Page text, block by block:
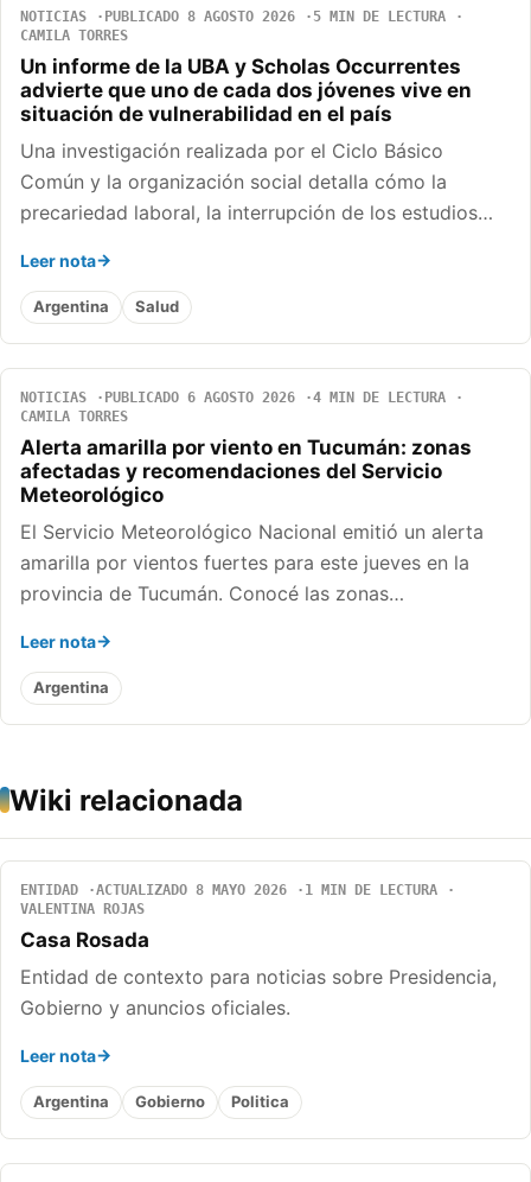
NOTICIAS PUBLICADO 8 AGOSTO 2026
5 MIN DE LECTURA
CAMILA TORRES
Un informe de la UBA y Scholas Occurrentes
advierte que uno de cada dos jóvenes vive en
situación de vulnerabilidad en el país
Una investigación realizada por el Ciclo Básico
Común y la organización social detalla cómo la
precariedad laboral, la interrupción de los estudios…
Leer nota
Argentina Salud
NOTICIAS PUBLICADO 6 AGOSTO 2026
4 MIN DE LECTURA
CAMILA TORRES
Alerta amarilla por viento en Tucumán: zonas
afectadas y recomendaciones del Servicio
Meteorológico
El Servicio Meteorológico Nacional emitió un alerta
amarilla por vientos fuertes para este jueves en la
provincia de Tucumán. Conocé las zonas…
Leer nota
Argentina
Wiki relacionada
ENTIDAD ACTUALIZADO 8 MAYO 2026
1 MIN DE LECTURA
VALENTINA ROJAS
Casa Rosada
Entidad de contexto para noticias sobre Presidencia,
Gobierno y anuncios oficiales.
Leer nota
Argentina Gobierno Politica